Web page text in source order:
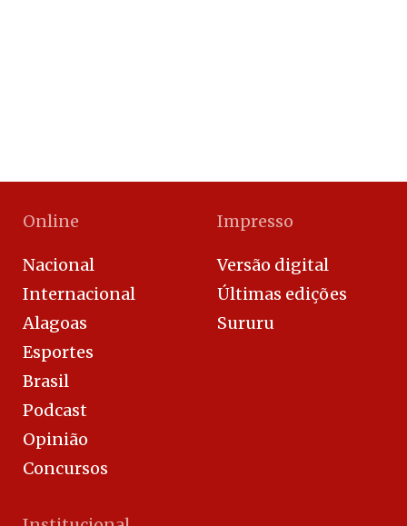
Online
Nacional
Internacional
Alagoas
Esportes
Brasil
Podcast
Opinião
Concursos
Impresso
Versão digital
Últimas edições
Sururu